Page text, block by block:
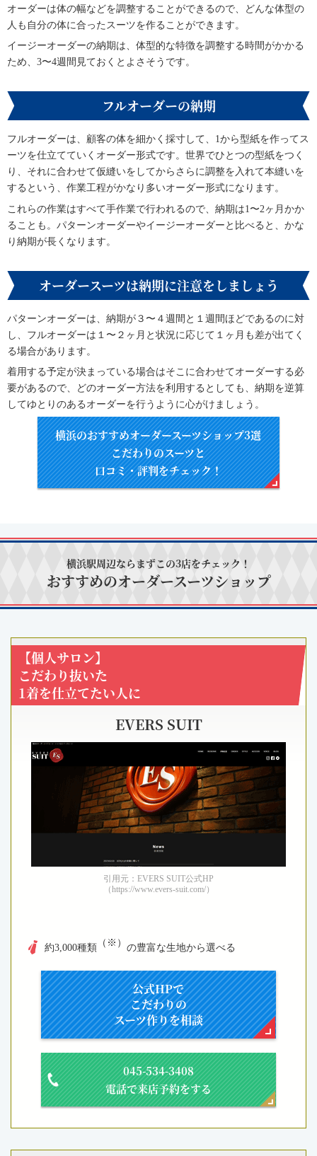
オーダーは体の幅などを調整することができるので、どんな体型の
人も自分の体に合ったスーツを作ることができます。
イージーオーダーの納期は、体型的な特徴を調整する時間がかかる
ため、3〜4週間見ておくとよさそうです。
フルオーダーの納期
フルオーダーは、顧客の体を細かく採寸して、1から型紙を作ってス
ーツを仕立てていくオーダー形式です。世界でひとつの型紙をつく
り、それに合わせて仮縫いをしてからさらに調整を入れて本縫いを
するという、作業工程がかなり多いオーダー形式になります。
これらの作業はすべて手作業で行われるので、納期は1〜2ヶ月かか
ることも。パターンオーダーやイージーオーダーと比べると、かな
り納期が長くなります。
オーダースーツは納期に注意をしましょう
パターンオーダーは、納期が３〜４週間と１週間ほどであるのに対
し、フルオーダーは１〜２ヶ月と状況に応じて１ヶ月も差が出てく
る場合があります。
着用する予定が決まっている場合はそこに合わせてオーダーする必
要があるので、どのオーダー方法を利用するとしても、納期を逆算
してゆとりのあるオーダーを行うように心がけましょう。
横浜のおすすめオーダースーツショップ3選
こだわりのスーツと
口コミ・評判をチェック！
横浜駅周辺ならまずこの3店をチェック！
おすすめのオーダースーツショップ
【個人サロン】
こだわり抜いた
1着を仕立てたい人に
EVERS SUIT
引用元：EVERS SUIT公式HP
（https://www.evers-suit.com/）
約3,000種類 （※） の豊富な生地から選べる
公式HPで
こだわりの
スーツ作りを相談
045-534-3408
電話で来店予約をする